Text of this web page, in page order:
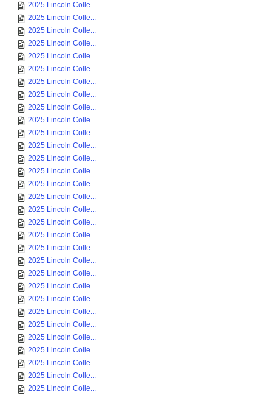
2025 Lincoln Colle...
2025 Lincoln Colle...
2025 Lincoln Colle...
2025 Lincoln Colle...
2025 Lincoln Colle...
2025 Lincoln Colle...
2025 Lincoln Colle...
2025 Lincoln Colle...
2025 Lincoln Colle...
2025 Lincoln Colle...
2025 Lincoln Colle...
2025 Lincoln Colle...
2025 Lincoln Colle...
2025 Lincoln Colle...
2025 Lincoln Colle...
2025 Lincoln Colle...
2025 Lincoln Colle...
2025 Lincoln Colle...
2025 Lincoln Colle...
2025 Lincoln Colle...
2025 Lincoln Colle...
2025 Lincoln Colle...
2025 Lincoln Colle...
2025 Lincoln Colle...
2025 Lincoln Colle...
2025 Lincoln Colle...
2025 Lincoln Colle...
2025 Lincoln Colle...
2025 Lincoln Colle...
2025 Lincoln Colle...
2025 Lincoln Colle...